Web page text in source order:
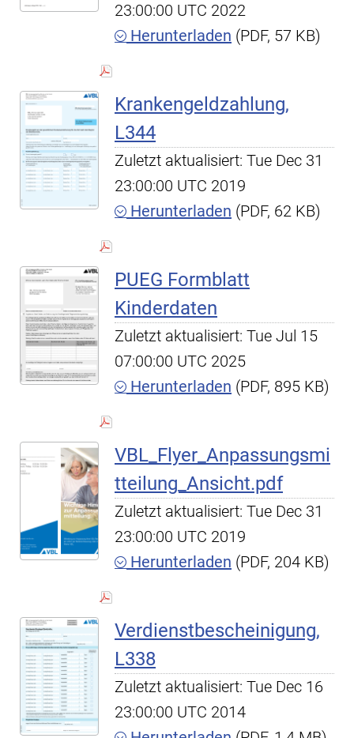
23:00:00 UTC 2022
Herunterladen (PDF, 57 KB)
Krankengeldzahlung,
L344
Zuletzt aktualisiert: Tue Dec 31
23:00:00 UTC 2019
Herunterladen (PDF, 62 KB)
PUEG Formblatt
Kinderdaten
Zuletzt aktualisiert: Tue Jul 15
07:00:00 UTC 2025
Herunterladen (PDF, 895 KB)
VBL_Flyer_Anpassungsmi
tteilung_Ansicht.pdf
Zuletzt aktualisiert: Tue Dec 31
23:00:00 UTC 2019
Herunterladen (PDF, 204 KB)
Verdienstbescheinigung,
L338
Zuletzt aktualisiert: Tue Dec 16
23:00:00 UTC 2014